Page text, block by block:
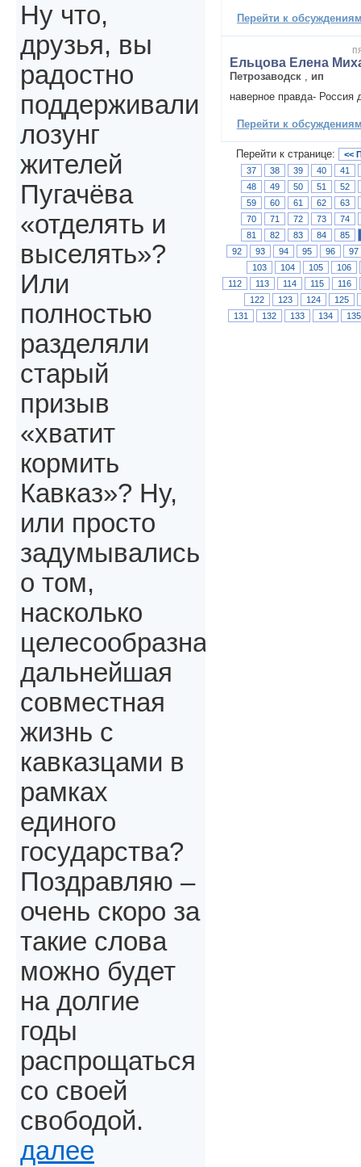
Перейти к
Ельцова Елена
Петрозаводск
ип
наверное правда- Россия
Перейти к
Перейти к странице:
<<
37
38 39 40
41
48
49 50 51
52
59
60 61 62
63
70
71 72 73
74
81
82 83 84
85
92
93 94 95 96
97
103
104 105
106
112
113 114 115
116
122
123 124
125
131
132 133 134 135
Ну что,
друзья, вы
радостно
поддерживали
лозунг
жителей
Пугачёва
«отделять и
выселять»?
Или
полностью
разделяли
старый
призыв
«хватит
кормить
Кавказ»? Ну,
или просто
задумывались
о том,
насколько
целесообразна
дальнейшая
совместная
жизнь с
кавказцами в
рамках
единого
государства?
Поздравляю –
очень скоро за
такие слова
можно будет
на долгие
годы
распрощаться
со своей
свободой.
далее